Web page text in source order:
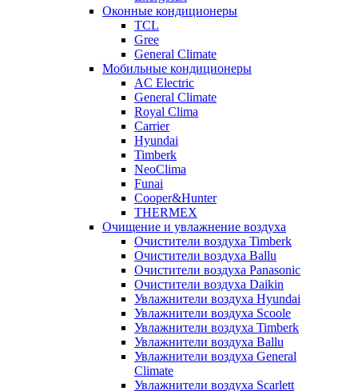
Оконные кондиционеры
TCL
Gree
General Climate
Мобильные кондиционеры
AC Electric
General Climate
Royal Clima
Carrier
Hyundai
Timberk
NeoClima
Funai
Cooper&Hunter
THERMEX
Очищение и увлажнение воздуха
Очистители воздуха Timberk
Очистители воздуха Ballu
Очистители воздуха Panasonic
Очистители воздуха Daikin
Увлажнители воздуха Hyundai
Увлажнители воздуха Scoole
Увлажнители воздуха Timberk
Увлажнители воздуха Ballu
Увлажнители воздуха General
Climate
Увлажнители воздуха Scarlett